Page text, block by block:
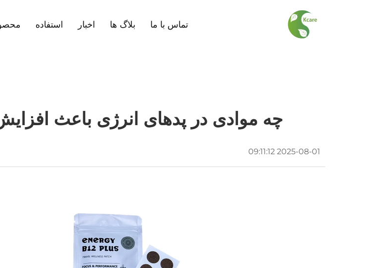
استفاده اخبار بلاگ ها تماس با ما
چه موادی در پدهای انرژی باعث
2025-08-01 09:11:12